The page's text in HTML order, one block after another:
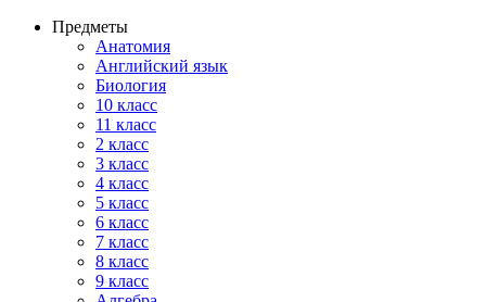
Предметы
Анатомия
Английский язык
Биология
10 класс
11 класс
2 класс
3 класс
4 класс
5 класс
6 класс
7 класс
8 класс
9 класс